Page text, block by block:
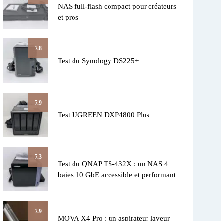
NAS full-flash compact pour créateurs
et pros
7.8
Test du Synology DS225+
7.9
Test UGREEN DXP4800 Plus
7.3
Test du QNAP TS-432X : un NAS 4
baies 10 GbE accessible et performant
7.9
MOVA X4 Pro : un aspirateur laveur